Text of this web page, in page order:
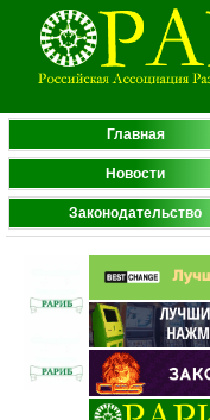
Главная
Новости
Законодательство